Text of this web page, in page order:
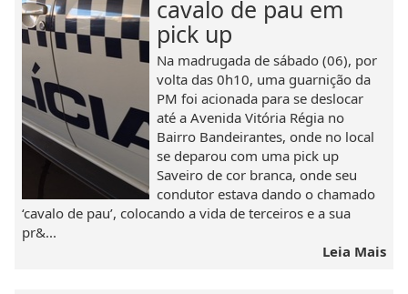
cavalo de pau em
pick up
Na madrugada de sábado (06), por
volta das 0h10, uma guarnição da
PM foi acionada para se deslocar
até a Avenida Vitória Régia no
Bairro Bandeirantes, onde no local
se deparou com uma pick up
Saveiro de cor branca, onde seu
condutor estava dando o chamado
‘cavalo de pau’, colocando a vida de terceiros e a sua
pr&...
Leia Mais